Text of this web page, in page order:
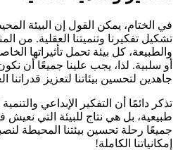
في الختام، يمكن القول إن البيئة
تشكيل تفكيرنا وتنميتنا العقلية. من
والطبيعة، كل بيئة تحمل تأثيراتها
أو سلبية. لذا، يجب علينا جميعًا أن
جاهدين لتحسين بيئاتنا لتعزيز قدراتنا
تذكر دائمًا أن التفكير الإبداعي
طبيعية، بل هي نتاج للبيئة التي نعيش
جميعًا رحلة تحسين بيئتنا المحيطة
إمكانياتنا الكاملة!